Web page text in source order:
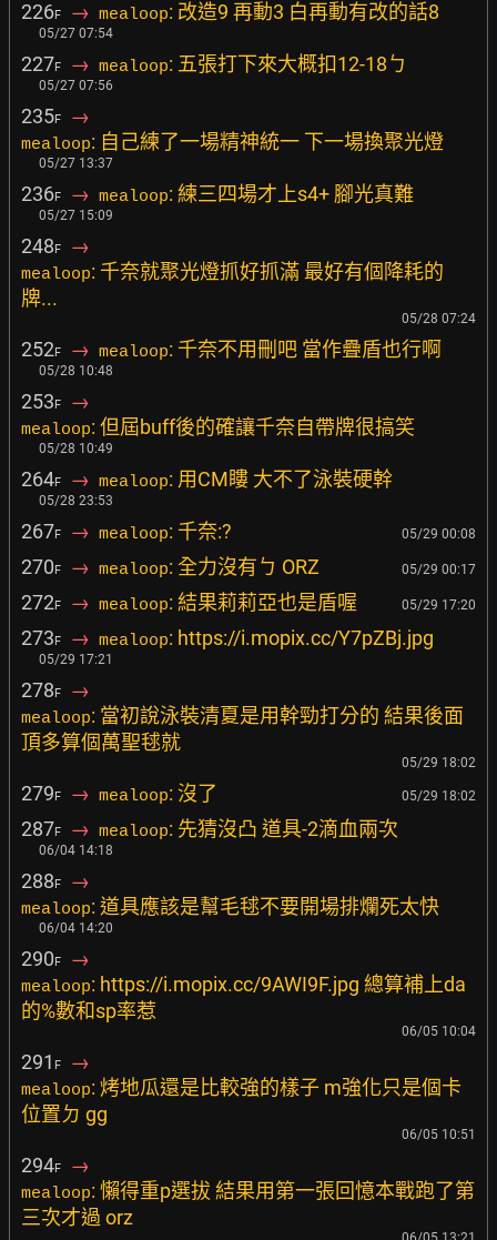
226F → mealoop: 改造9 再動3 白再動有改的話8
05/27 07:54
227F → mealoop: 五張打下來大概扣12-18ㄅ
05/27 07:56
235F →
mealoop: 自己練了一場精神統一 下一場換聚光燈
05/27 13:37
236F → mealoop: 練三四場才上s4+ 腳光真難
05/27 15:09
248F →
mealoop: 千奈就聚光燈抓好抓滿 最好有個降耗的
牌...
05/28 07:24
252F → mealoop: 千奈不用刪吧 當作疊盾也行啊
05/28 10:48
253F →
mealoop: 但屆buff後的確讓千奈自帶牌很搞笑
05/28 10:49
264F → mealoop: 用CM瞜 大不了泳裝硬幹
05/28 23:53
267F → mealoop: 千奈:? 05/29 00:08
270F → mealoop: 全力沒有ㄅ ORZ 05/29 00:17
272F → mealoop: 結果莉莉亞也是盾喔 05/29 17:20
273F → mealoop: https://i.mopix.cc/Y7pZBj.jpg
05/29 17:21
278F →
mealoop: 當初說泳裝清夏是用幹勁打分的 結果後面
頂多算個萬聖毬就
05/29 18:02
279F → mealoop: 沒了 05/29 18:02
287F → mealoop: 先猜沒凸 道具-2滴血兩次
06/04 14:18
288F →
mealoop: 道具應該是幫毛毬不要開場排爛死太快
06/04 14:20
290F →
mealoop: https://i.mopix.cc/9AWI9F.jpg 總算補上da
的%數和sp率惹
06/05 10:04
291 F →
mealoop: 烤地瓜還是比較強的樣子 m強化只是個卡
位置ㄉ gg
06/05 10:51
294F →
mealoop: 懶得重p選拔 結果用第一張回憶本戰跑了第
三次才過 orz